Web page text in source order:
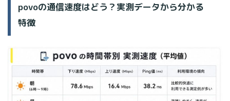
povoの通信速度はどう？実測データから分かる
特徴